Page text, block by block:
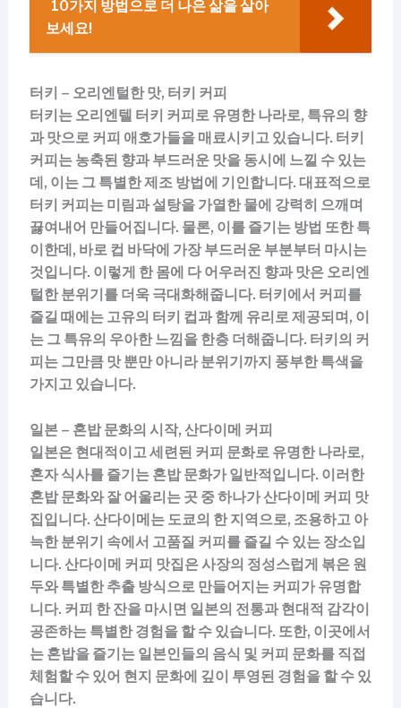
10가지 방법으로 더 나은 삶을 살아
보세요!
터키 – 오리엔털한 맛, 터키 커피
터키는 오리엔텔 터키 커피로 유명한 나라로, 특유의 향
과 맛으로 커피 애호가들을 매료시키고 있습니다. 터키
커피는 농축된 향과 부드러운 맛을 동시에 느낄 수 있는
데, 이는 그 특별한 제조 방법에 기인합니다. 대표적으로
터키 커피는 미림과 설탕을 가열한 물에 강력히 으깨며
끓여내어 만들어집니다. 물론, 이를 즐기는 방법 또한 특
이한데, 바로 컵 바닥에 가장 부드러운 부분부터 마시는
것입니다. 이렇게 한 몸에 다 어우러진 향과 맛은 오리엔
털한 분위기를 더욱 극대화해줍니다. 터키에서 커피를
즐길 때에는 고유의 터키 컵과 함께 유리로 제공되며, 이
는 그 특유의 우아한 느낌을 한층 더해줍니다. 터키의 커
피는 그만큼 맛 뿐만 아니라 분위기까지 풍부한 특색을
가지고 있습니다.
일본 – 혼밥 문화의 시작, 산다이메 커피
일본은 현대적이고 세련된 커피 문화로 유명한 나라로,
혼자 식사를 즐기는 혼밥 문화가 일반적입니다. 이러한
혼밥 문화와 잘 어울리는 곳 중 하나가 산다이메 커피 맛
집입니다. 산다이메는 도쿄의 한 지역으로, 조용하고 아
늑한 분위기 속에서 고품질 커피를 즐길 수 있는 장소입
니다. 산다이메 커피 맛집은 사장의 정성스럽게 볶은 원
두와 특별한 추출 방식으로 만들어지는 커피가 유명합
니다. 커피 한 잔을 마시면 일본의 전통과 현대적 감각이
공존하는 특별한 경험을 할 수 있습니다. 또한, 이곳에서
는 혼밥을 즐기는 일본인들의 음식 및 커피 문화를 직접
체험할 수 있어 현지 문화에 깊이 투영된 경험을 할 수 있
습니다.